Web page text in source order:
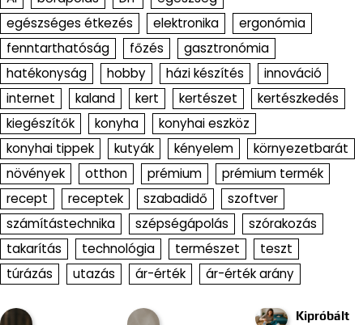
egészséges étkezés
elektronika
ergonómia
fenntarthatóság
főzés
gasztronómia
hatékonyság
hobby házi készítés
innováció
internet
kaland kert kertészet
kertészkedés
kiegészítők
konyha
konyhai eszköz
konyhai tippek
kutyák kényelem
környezetbarát
növények
otthon prémium
prémium termék
recept
receptek szabadidő
szoftver
számítástechnika
szépségápolás
szórakozás
takarítás
technológia természet
teszt
túrázás
utazás ár-érték ár-érték arány
Kipróbált